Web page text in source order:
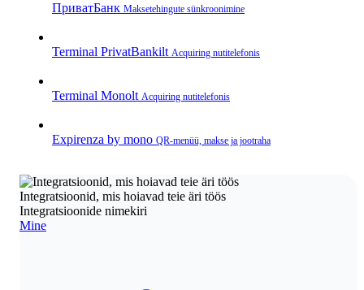
ПриватБанк Makse­tehingute sünkroonimine
Terminal PrivatBankilt Acquiring nutitelefonis
Terminal Monolt Acquiring nutitelefonis
Expirenza by mono QR‑menüü, makse ja jootraha
Integratsioonid, mis hoiavad teie äri töös
Integratsioonide nimekiri
Mine